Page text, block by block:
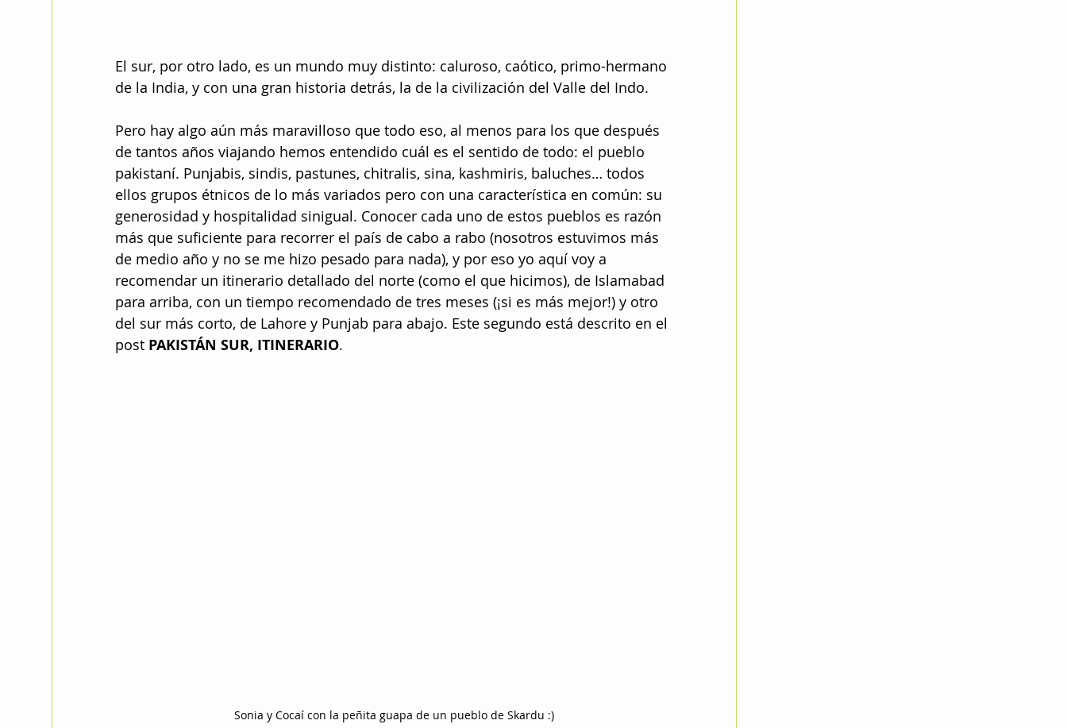
El sur, por otro lado, es un mundo muy distinto: caluroso, caótico, primo-hermano
de la India, y con una gran historia detrás, la de la civilización del Valle del Indo.
Pero hay algo aún más maravilloso que todo eso, al menos para los que después
de tantos años viajando hemos entendido cuál es el sentido de todo: el pueblo
pakistaní. Punjabis, sindis, pastunes, chitralis, sina, kashmiris, baluches… todos
ellos grupos étnicos de lo más variados pero con una característica en común: su
generosidad y hospitalidad sinigual. Conocer cada uno de estos pueblos es razón
más que suficiente para recorrer el país de cabo a rabo (nosotros estuvimos más
de medio año y no se me hizo pesado para nada), y por eso yo aquí voy a
recomendar un itinerario detallado del norte (como el que hicimos), de Islamabad
para arriba, con un tiempo recomendado de tres meses (¡si es más mejor!) y otro
del sur más corto, de Lahore y Punjab para abajo. Este segundo está descrito en el
post PAKISTÁN SUR, ITINERARIO.
Sonia y Cocaí con la peñita guapa de un pueblo de Skardu :)